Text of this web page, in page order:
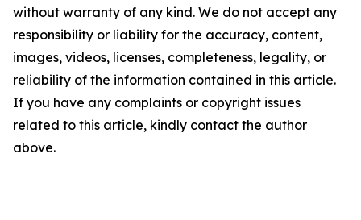
without warranty of any kind. We do not accept any
responsibility or liability for the accuracy, content,
images, videos, licenses, completeness, legality, or
reliability of the information contained in this article.
If you have any complaints or copyright issues
related to this article, kindly contact the author
above.